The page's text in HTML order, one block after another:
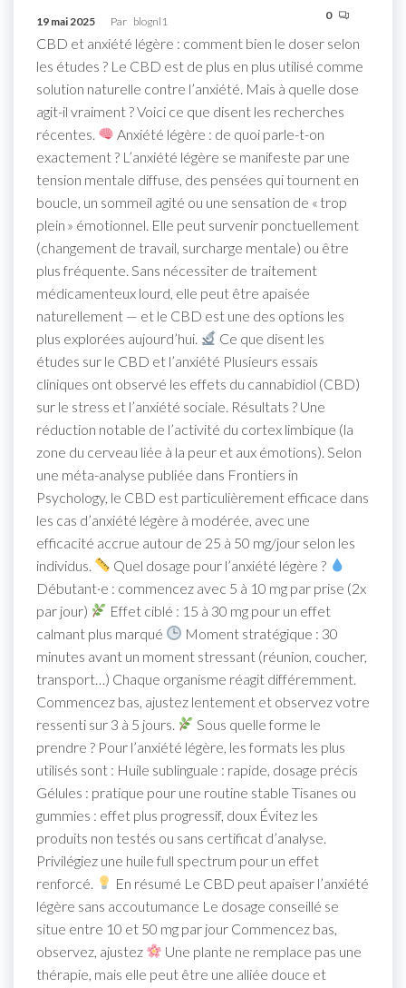
19 mai 2025 Par blognl1 0
CBD et anxiété légère : comment bien le doser selon
les études ? Le CBD est de plus en plus utilisé comme
solution naturelle contre l’anxiété. Mais à quelle dose
agit-il vraiment ? Voici ce que disent les recherches
récentes.
Anxiété légère : de quoi parle-t-on
exactement ? L’anxiété légère se manifeste par une
tension mentale diffuse, des pensées qui tournent en
boucle, un sommeil agité ou une sensation de « trop
plein » émotionnel. Elle peut survenir ponctuellement
(changement de travail, surcharge mentale) ou être
plus fréquente. Sans nécessiter de traitement
médicamenteux lourd, elle peut être apaisée
naturellement — et le CBD est une des options les
plus explorées aujourd’hui.
Ce que disent les
études sur le CBD et l’anxiété Plusieurs essais
cliniques ont observé les effets du cannabidiol (CBD)
sur le stress et l’anxiété sociale. Résultats ? Une
réduction notable de l’activité du cortex limbique (la
zone du cerveau liée à la peur et aux émotions). Selon
une méta-analyse publiée dans Frontiers in
Psychology, le CBD est particulièrement efficace dans
les cas d’anxiété légère à modérée, avec une
efficacité accrue autour de 25 à 50 mg/jour selon les
individus.
Quel dosage pour l’anxiété légère ?
Débutant·e : commencez avec 5 à 10 mg par prise (2x
par jour)
Effet ciblé : 15 à 30 mg pour un effet
calmant plus marqué
Moment stratégique : 30
minutes avant un moment stressant (réunion, coucher,
transport…) Chaque organisme réagit différemment.
Commencez bas, ajustez lentement et observez votre
ressenti sur 3 à 5 jours.
Sous quelle forme le
prendre ? Pour l’anxiété légère, les formats les plus
utilisés sont : Huile sublinguale : rapide, dosage précis
Gélules : pratique pour une routine stable Tisanes ou
gummies : effet plus progressif, doux Évitez les
produits non testés ou sans certificat d’analyse.
Privilégiez une huile full spectrum pour un effet
renforcé.
En résumé Le CBD peut apaiser l’anxiété
légère sans accoutumance Le dosage conseillé se
situe entre 10 et 50 mg par jour Commencez bas,
observez, ajustez
Une plante ne remplace pas une
thérapie, mais elle peut être une alliée douce et